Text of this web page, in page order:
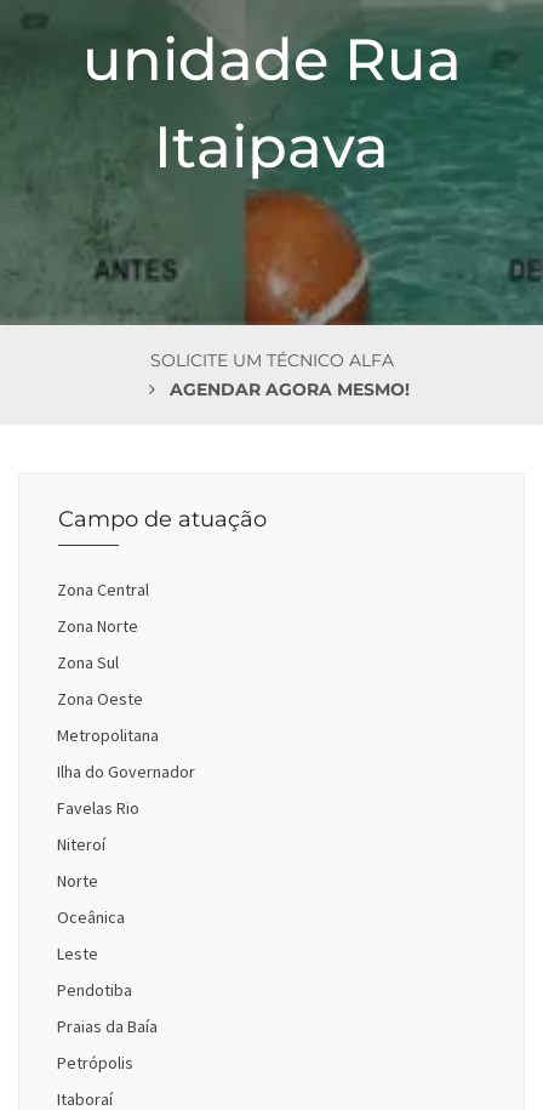
unidade Rua
Itaipava
SOLICITE UM TÉCNICO ALFA
AGENDAR AGORA MESMO!
Campo de atuação
Zona Central
Zona Norte
Zona Sul
Zona Oeste
Metropolitana
Ilha do Governador
Favelas Rio
Niteroí
Norte
Oceânica
Leste
Pendotiba
Praias da Baía
Petrópolis
Itaboraí